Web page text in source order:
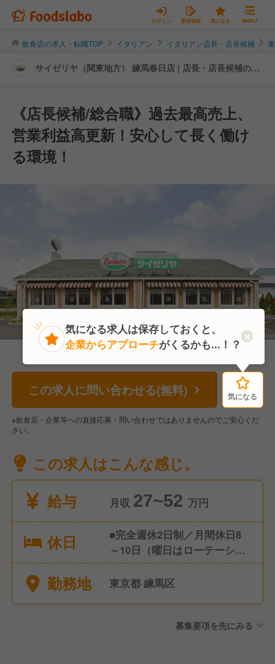
ログイン 新規登録 気になる MENU
飲食店の求人・転職TOP イタリアン イタリアン店長・店長候補
サイゼリヤ（関東地方） 練馬春日店 | 店長・店長候補の転
《店長候補/総合職》過去最高売上、
営業利益高更新！安心して長く働け
る環境！
この求人に問い合わせる(無料) 気になる
※飲食店・企業等への直接応募・問い合わせではありませんのでご安心くだ
さい。
この求人はこんな感じ。
給与
月収 27~52 万円
休日
■完全週休2日制／月間休日8
～10日（曜日はローテーショ
ン制） ■年間休日116日 ■年次
有給休暇 入社6ヶ月後10日
給休暇 ■介護休暇/子の看護休
勤務地 東京都 練馬区
募集要項を先にみる
気になる
気になる求人は保存しておくと、
企業からアプローチがくるかも...！？